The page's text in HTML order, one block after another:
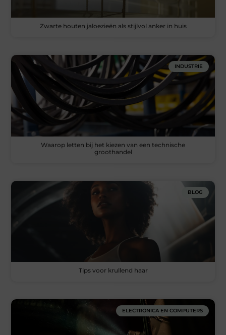
Zwarte houten jaloezieën als stijlvol anker in huis
INDUSTRIE
Waarop letten bij het kiezen van een technische
groothandel
BLOG
Tips voor krullend haar
ELECTRONICA EN COMPUTERS